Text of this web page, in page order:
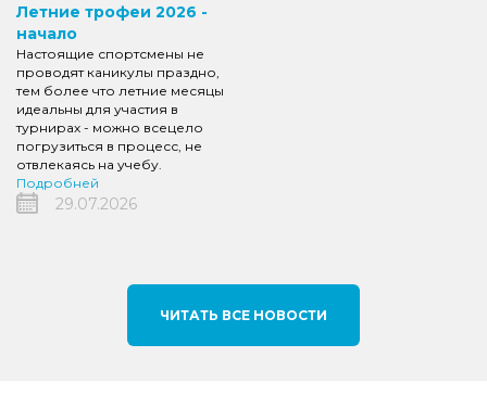
Летние трофеи 2026 -
начало
Настоящие спортсмены не
проводят каникулы праздно,
тем более что летние месяцы
идеальны для участия в
турнирах - можно всецело
погрузиться в процесс, не
отвлекаясь на учебу.
Подробней
29.07.2026
ЧИТАТЬ ВСЕ НОВОСТИ